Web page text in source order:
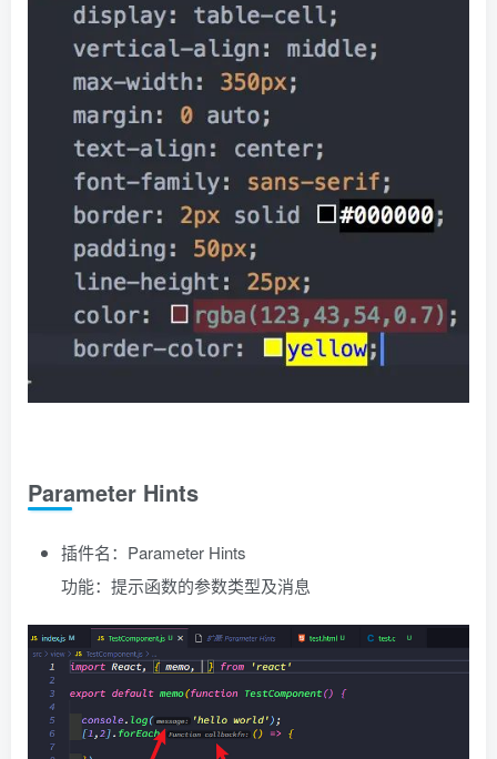
Parameter Hints
插件名：Parameter Hints
功能：提示函数的参数类型及消息